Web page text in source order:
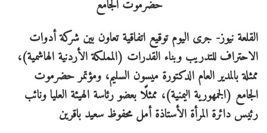
القلعة نيوز- جرى اليوم توقيع اتفاقية تعاون بين شركة أدوات
الاحتراف للتدريب وبناء القدرات (المملكة الأردنية الهاشمية)،
ممثلة بالمدير العام الدكتورة ميسون السليم، ومؤتمر حضرموت
الجامع (الجمهورية اليمنية)، ممثلًا بعضو رئاسة الهيئة العليا ونائب
رئيس دائرة المرأة الأستاذة أمل محفوظ سعيد باقرين